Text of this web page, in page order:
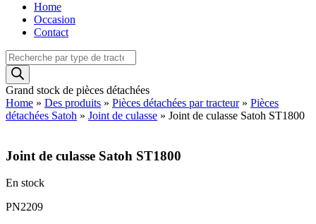
Home
Occasion
Contact
Recherche
de
produits
Grand stock de pièces détachées
Home » Des produits » Pièces détachées par tracteur» Pièces
détachées Satoh » Joint de culasse » Joint de culasse Satoh ST1800
Joint de culasse Satoh ST1800
En stock
PN2209